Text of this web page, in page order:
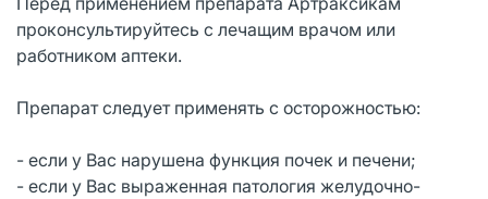
проконсультируйтесь с лечащим врачом или
работником аптеки.
Препарат следует применять с осторожностью:
- если у Вас нарушена функция почек и печени;
- если у Вас выраженная патология желудочно-